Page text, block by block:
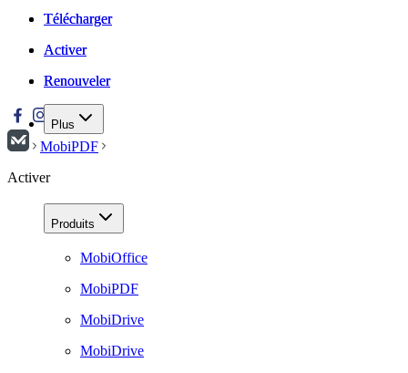
Télécharger
Activer
Renouveler
Plus
Télécharger
Activer
Renouveler
MobiPDF
Activer
Produits
MobiOffice
MobiPDF
MobiDrive
MobiDrive